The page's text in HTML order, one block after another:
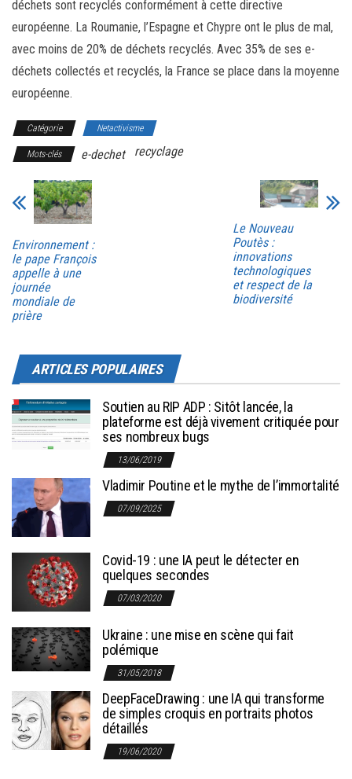
déchets sont recyclés conformément à cette directive
européenne. La Roumanie, l’Espagne et Chypre ont le plus de mal,
avec moins de 20% de déchets recyclés. Avec 35% de ses e-
déchets collectés et recyclés, la France se place dans la moyenne
européenne.
Catégorie Netactivisme
Mots-clés e-dechet recyclage
Environnement :
le pape François
appelle à une
journée
mondiale de
prière
Le Nouveau
Poutès :
innovations
technologiques
et respect de la
biodiversité
ARTICLES POPULAIRES
Soutien au RIP ADP : Sitôt lancée, la
plateforme est déjà vivement critiquée pour
ses nombreux bugs
13/06/2019
Vladimir Poutine et le mythe de l’immortalité
07/09/2025
Covid-19 : une IA peut le détecter en
quelques secondes
07/03/2020
Ukraine : une mise en scène qui fait
polémique
31/05/2018
DeepFaceDrawing : une IA qui transforme
de simples croquis en portraits photos
détaillés
19/06/2020